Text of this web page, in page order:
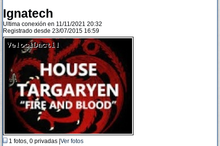
Ignatech
Ultima conexión en 11/11/2021 20:32
Registrado desde 23/07/2015 16:59
1 fotos, 0 privadas | Ver fotos